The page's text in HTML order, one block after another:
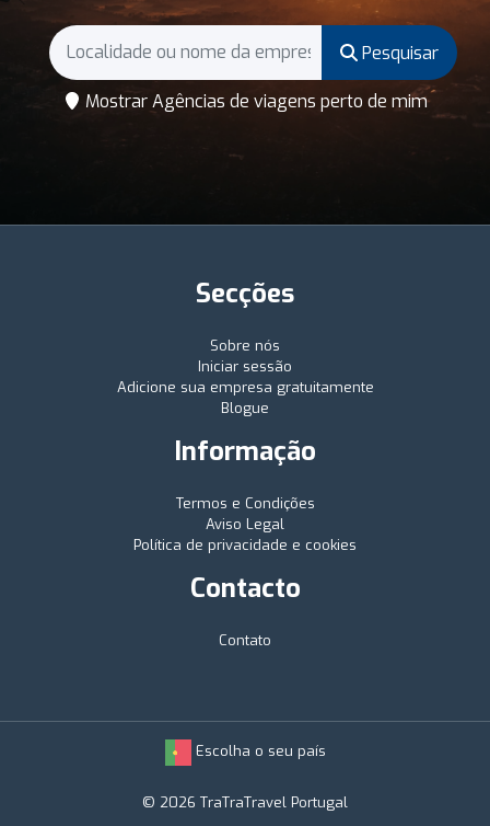
Pesquisar
Mostrar Agências de viagens perto de mim
Secções
Sobre nós
Iniciar sessão
Adicione sua empresa gratuitamente
Blogue
Informação
Termos e Condições
Aviso Legal
Política de privacidade e cookies
Contacto
Contato
Escolha o seu país
© 2026 TraTraTravel Portugal